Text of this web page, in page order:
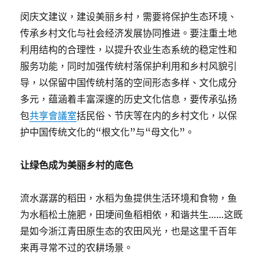
闵庆文建议，建设美丽乡村，需要将保护生态环境、
传承乡村文化与社会经济发展协同推进。要注重土地
利用结构的合理性，以提升农业生态系统的稳定性和
服务功能，同时加强传统村落保护利用和乡村风貌引
导，以保留中国传统村落的空间形态多样、文化成分
多元，蕴涵着丰富深邃的历史文化信息，要传承弘扬
包共享會議室括民俗、节庆等在内的乡村文化，以保
护中国传统文化的“根文化”与“母文化”。
让绿色成为美丽乡村的底色
流水潺潺的稻田，水稻为鱼提供生活环境和食物，鱼
为水稻松土施肥，田埂间鱼稻相依，和谐共生……这既
是如今浙江青田原生态的农田风光，也是这里千百年
来再寻常不过的农耕场景。